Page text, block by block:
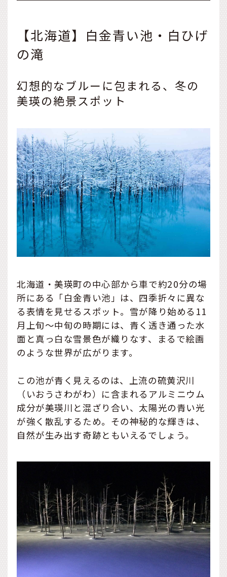
【北海道】白金青い池・白ひげ
の滝
幻想的なブルーに包まれる、冬の
美瑛の絶景スポット
北海道・美瑛町の中心部から車で約20分の場
所にある「白金青い池」は、四季折々に異な
る表情を見せるスポット。雪が降り始める11
月上旬〜中旬の時期には、青く透き通った水
面と真っ白な雪景色が織りなす、まるで絵画
のような世界が広がります。
この池が青く見えるのは、上流の硫黄沢川
（いおうさわがわ）に含まれるアルミニウム
成分が美瑛川と混ざり合い、太陽光の青い光
が強く散乱するため。その神秘的な輝きは、
自然が生み出す奇跡ともいえるでしょう。